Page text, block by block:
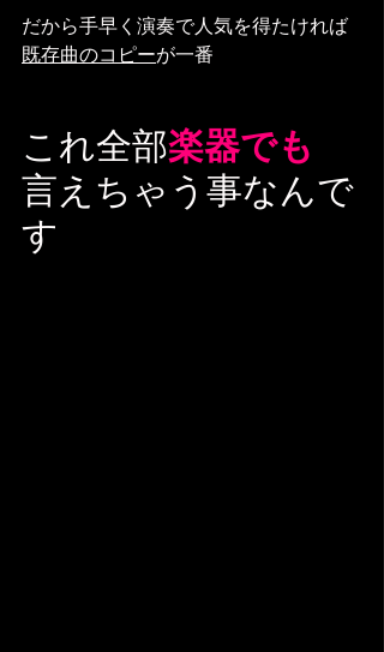
だから手早く演奏で人気を得たければ
既存曲のコピーが一番
これ全部楽器でも
言えちゃう事なんで
す